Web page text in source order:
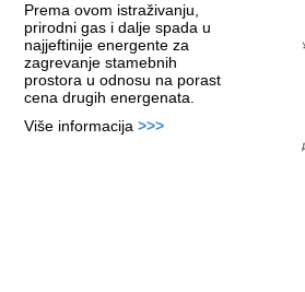
Prema ovom istraživanju,
prirodni gas i dalje spada u
najjeftinije energente za
zagrevanje stamebnih
prostora u odnosu na porast
cena drugih energenata.
Više informacija >>>